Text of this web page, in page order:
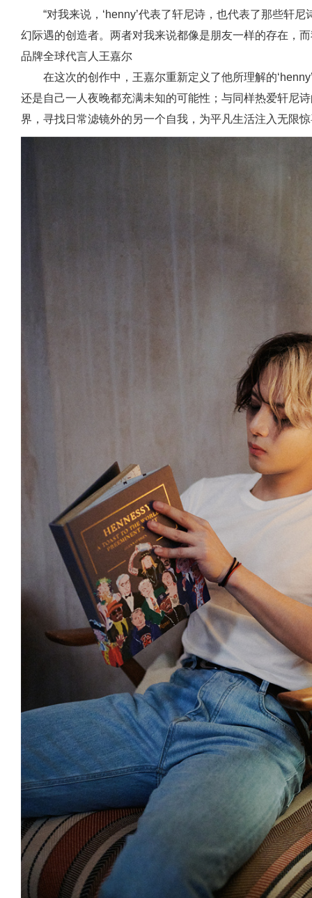
“对我来说，‘henny’代表了轩尼诗，也代表了那些轩
幻际遇的创造者。两者对我来说都像是朋友一样的存在，
品牌全球代言人王嘉尔
在这次的创作中，王嘉尔重新定义了他所理解的
还是自己一人夜晚都充满未知的可能性；与同样热爱轩尼
界，寻找日常滤镜外的另一个自我，为平凡生活注入无限